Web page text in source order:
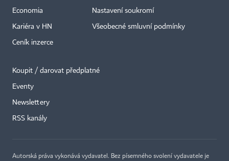
Economia
Kariéra v HN
Ceník inzerce
Nastavení soukromí
Všeobecné smluvní podmínky
Koupit / darovat předplatné
Eventy
Newslettery
RSS kanály
Autorská práva vykonává vydavatel. Bez písemného svolení vydavatele je